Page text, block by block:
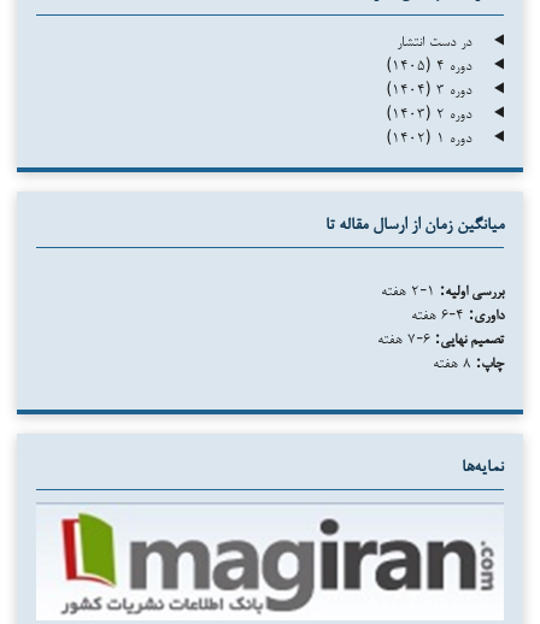
در دست انتشار
دوره ۴ (۱۴۰۵)
دوره ۳ (۱۴۰۴)
دوره ۲ (۱۴۰۳)
دوره ۱ (۱۴۰۲)
میانگین زمان از ارسال مقاله تا
بررسی اولیه:
داوری:
تصمیم نهایی:
چاپ:
نمایه‌ها